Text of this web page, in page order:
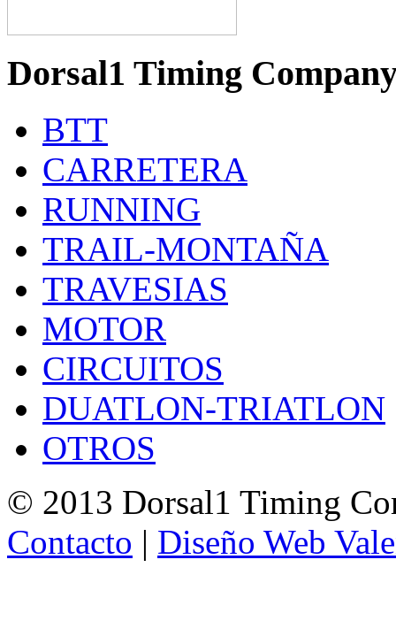
Dorsal1 Timing
BTT
CARRETERA
RUNNING
TRAIL-MONTAÑA
TRAVESIAS
MOTOR
CIRCUITOS
DUATLON-TRIATLON
OTROS
© 2013 Dorsal1 Timing
Contacto | Diseño Web